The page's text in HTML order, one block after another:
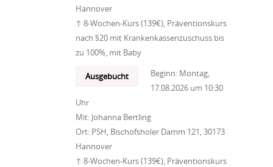
Hannover
↑ 8-Wochen-Kurs (139€), Präventionskurs
nach §20 mit Krankenkassenzuschuss bis
zu 100%, mit Baby
Ausgebucht Beginn: Montag,
17.08.2026 um 10:30
Uhr
Mit: Johanna Bertling
Ort: PSH, Bischofsholer Damm 121, 30173
Hannover
↑ 8-Wochen-Kurs (139€), Präventionskurs